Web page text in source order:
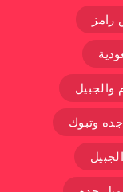
والجبيل
وتبوك